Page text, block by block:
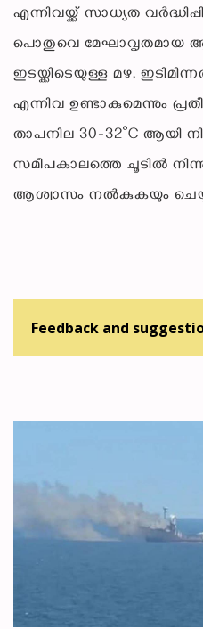
എന്നിവയ്ക്ക് സാധ്യത
പൊതുവെ മേഘാവൃതമായ
ഇടയ്ക്കിടെയുള്ള മഴ,
എന്നിവ ഉണ്ടാകുമെന്നും
താപനില 30-32°C ആയി
സമീപകാലത്തെ ചൂടിൽ
ആശ്വാസം നൽകുകയും
Feedback and